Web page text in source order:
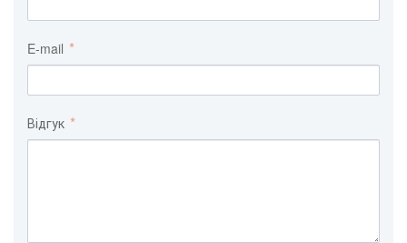
E-mail
Відгук